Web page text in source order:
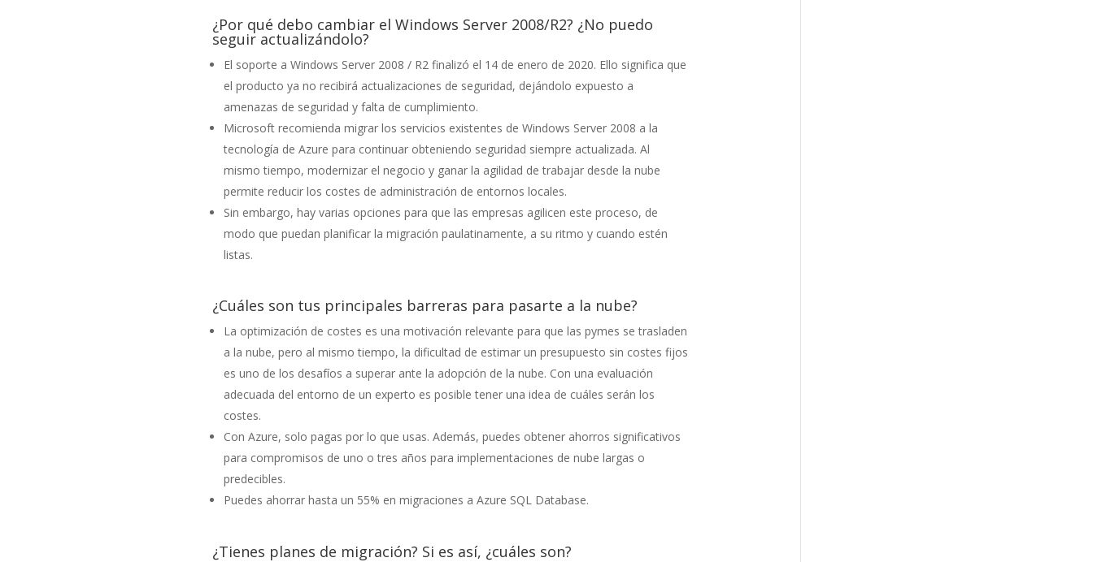
¿Por qué debo cambiar el Windows Server 2008/R2? ¿No puedo
seguir actualizándolo?
El soporte a Windows Server 2008 / R2 finalizó el 14 de enero de 2020. Ello significa que
el producto ya no recibirá actualizaciones de seguridad, dejándolo expuesto a
amenazas de seguridad y falta de cumplimiento.
Microsoft recomienda migrar los servicios existentes de Windows Server 2008 a la
tecnología de Azure para continuar obteniendo seguridad siempre actualizada. Al
mismo tiempo, modernizar el negocio y ganar la agilidad de trabajar desde la nube
permite reducir los costes de administración de entornos locales.
Sin embargo, hay varias opciones para que las empresas agilicen este proceso, de
modo que puedan planificar la migración paulatinamente, a su ritmo y cuando estén
listas.
¿Cuáles son tus principales barreras para pasarte a la nube?
La optimización de costes es una motivación relevante para que las pymes se trasladen
a la nube, pero al mismo tiempo, la dificultad de estimar un presupuesto sin costes fijos
es uno de los desafíos a superar ante la adopción de la nube. Con una evaluación
adecuada del entorno de un experto es posible tener una idea de cuáles serán los
costes.
Con Azure, solo pagas por lo que usas. Además, puedes obtener ahorros significativos
para compromisos de uno o tres años para implementaciones de nube largas o
predecibles.
Puedes ahorrar hasta un 55% en migraciones a Azure SQL Database.
¿Tienes planes de migración? Si es así, ¿cuáles son?